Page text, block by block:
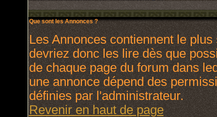
Que sont les Annonces ?
Les Annonces contiennent le
devriez donc les lire dès que
de chaque page du forum dans
une annonce dépend des
définies par l'administrateur.
Revenir en haut de page